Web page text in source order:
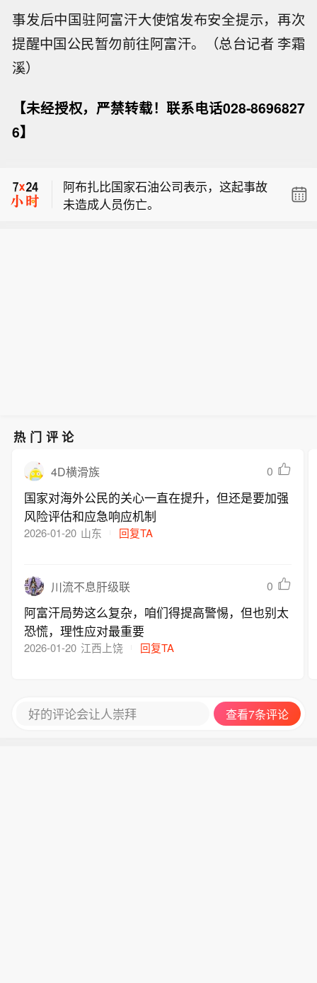
事发后中国驻阿富汗大使馆发布安全提示，再次
提醒中国公民暂勿前往阿富汗。（总台记者 李霜
溪）
【未经授权，严禁转载！联系电话028-8696827
6】
阿联酋消息，阿联酋阿布扎比国家石油
豚”影响，8月8日，浙江宁波、台州、温
州、舟山发布通知，将防台风应急响应
阿布扎比国家石油公司表示，这起事故
未造成人员伤亡。
热门评论
4D横滑族 0
国家对海外公民的关心一直在提升，但还是要加强
风险评估和应急响应机制
2026-01-20 山东 回复TA
川流不息肝级联 0
阿富汗局势这么复杂，咱们得提高警惕，但也别太
恐慌，理性应对最重要
2026-01-20 江西上饶 回复TA
好的评论会让人崇拜 查看7条评论